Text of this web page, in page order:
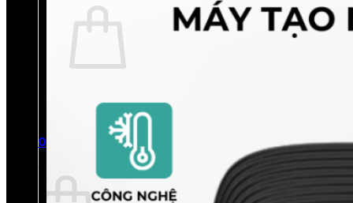
Quay trở lại cửa hàng
0
Giỏ hàng